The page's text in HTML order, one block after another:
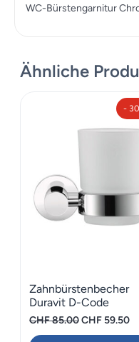
WC-Bürstengarnitur
Ähnliche
-
Zahnbürstenbecher
Duravit D-Code
Wandmodell rechts
CHF85.00
Preis
CHF 59.50